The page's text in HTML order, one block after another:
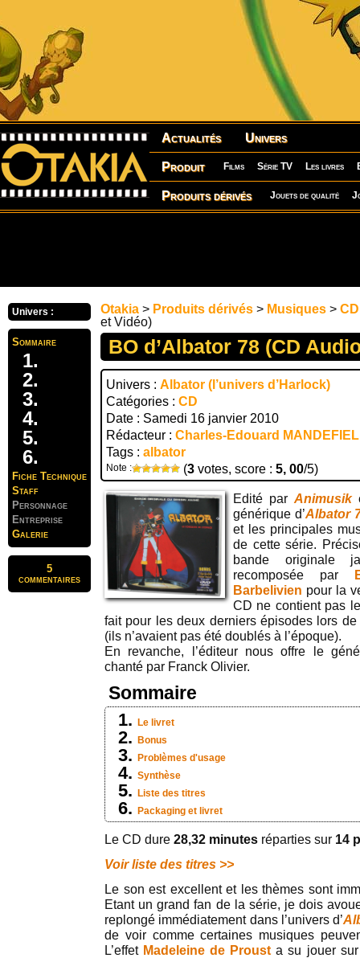
Actualités Univers
Produit Films Série TV Les livres
Produits dérivés Jouets de qualité
Univers :
Sommaire
Fiche Technique
Staff
Personnage
Entreprise
Galerie
5
commentaires
Otakia > Produits dérivés > Musiques > CD
et Vidéo)
BO d’Albator 78 (CD
Univers : Albator (l’univers d’Harlock)
Catégories : CD
Date : Samedi 16 janvier 2010
Rédacteur : Charles-Edouard
Tags : albator
Note : (3 votes, score : 5, 00/5)
Edité parAnimusik
générique d’Albator
et les principales
de cette série.
bande originale
recomposée par
Barbelivien pour la
CD ne contient pas
fait pour les deux derniers épisodes lors
(ils n’avaient pas été doublés à l’époque).
En revanche, l’éditeur nous offre le
chanté par Franck Olivier.
Sommaire
Le livret
Bonus
Problèmes d'usage
Synthèse
Liste des titres
Packaging et livret
Le CD dure 28,32 minutes réparties sur 14
Voir liste des titres >>
Le son est excellent et les thèmes sont
Etant un grand fan de la série, je dois
replongé immédiatement dans l’univers d’
de voir comme certaines musiques
L’effet Madeleine de Proust a su jouer